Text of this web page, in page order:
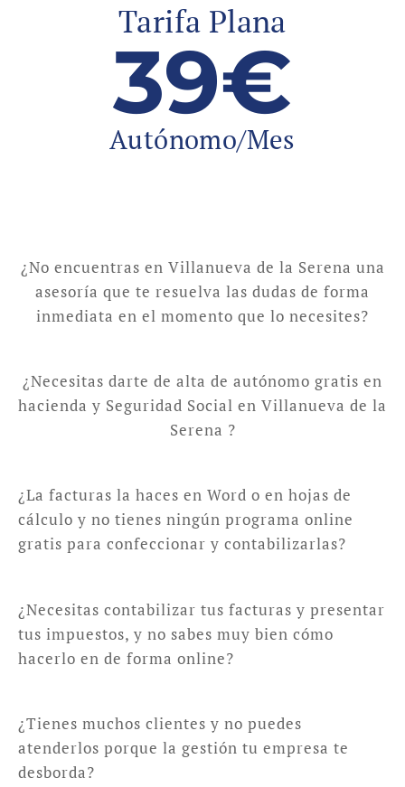
Tarifa Plana
39€
Autónomo/Mes
¿No encuentras en Villanueva de la Serena una
asesoría que te resuelva las dudas de forma
inmediata en el momento que lo necesites?
¿Necesitas darte de alta de autónomo gratis en
hacienda y Seguridad Social en Villanueva de la
Serena ?
¿La facturas la haces en Word o en hojas de
cálculo y no tienes ningún programa online
gratis para confeccionar y contabilizarlas?
¿Necesitas contabilizar tus facturas y presentar
tus impuestos, y no sabes muy bien cómo
hacerlo en de forma online?
¿Tienes muchos clientes y no puedes
atenderlos porque la gestión tu empresa te
desborda?